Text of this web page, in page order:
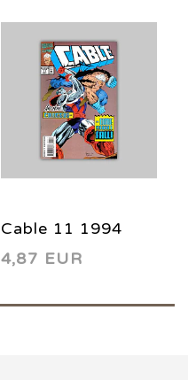
Cable 11 1994
4,87 EUR